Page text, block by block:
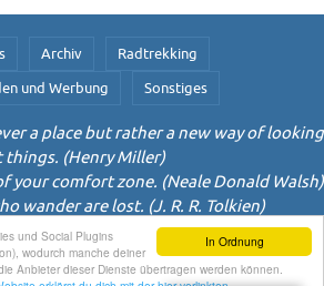
In Ordnung
und Social Plugins
wodurch manche deiner
Anbieter dieser Dienste übertragen werden können.
Archiv
Radtrekking
und Werbung Sonstiges
a place but rather a new way of looking
things. (Henry Miller)
your comfort zone. (Neale Donald Walsh)
wander are lost. (J. R. R. Tolkien)
byNirvana& WordPress.